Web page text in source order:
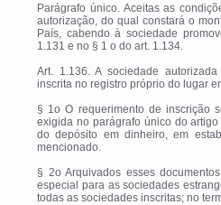
Parágrafo único. Aceitas as
autorização, do qual constará o
País, cabendo à sociedade
1.131 e no § 1 o do art. 1.134.
Art. 1.136. A sociedade
inscrita no registro próprio do lugar
§ 1o O requerimento de inscrição
exigida no parágrafo único do
do depósito em dinheiro, em
mencionado.
§ 2o Arquivados esses
especial para as sociedades
todas as sociedades inscritas; no